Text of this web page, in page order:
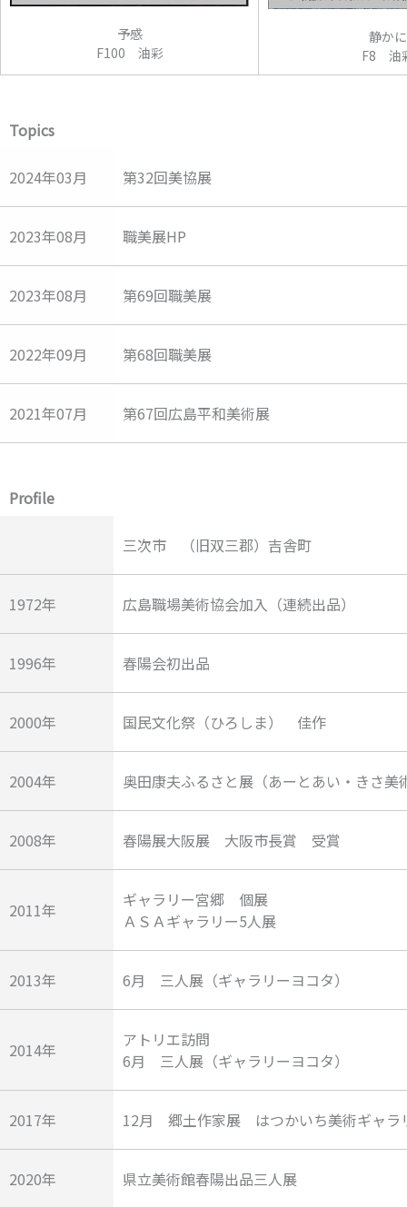
予感
F100 油彩
静かに
F8 油
Topics
2024年03月 第32回美協展
2023年08月 職美展HP
2023年08月 第69回職美展
2022年09月 第68回職美展
2021年07月 第67回広島平和美術展
Profile
三次市 （旧双三郡）吉舎町
1972年 広島職場美術協会加入（連続出品）
1996年 春陽会初出品
2000年 国民文化祭（ひろしま） 佳作
2004年 奥田康夫ふるさと展（あーとあい・きさ美
2008年 春陽展大阪展 大阪市長賞 受賞
2011年
ギャラリー宮郷 個展
ＡＳＡギャラリー5人展
2013年 6月 三人展（ギャラリーヨコタ）
2014年
アトリエ訪問
6月 三人展（ギャラリーヨコタ）
2017年 12月 郷土作家展 はつかいち美術ギャラ
2020年 県立美術館春陽出品三人展